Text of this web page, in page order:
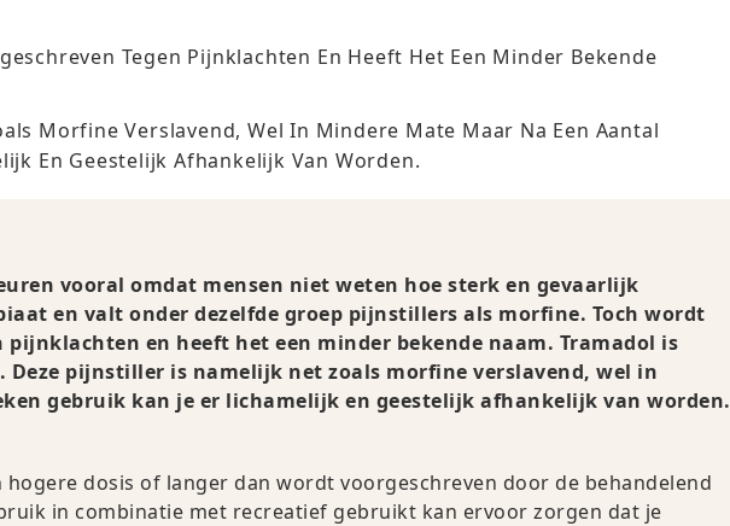
Tegen Pijnklachten En Heeft Het Een Minder Bekende
Morfine Verslavend, Wel In Mindere Mate Maar Na Een Aantal
En Geestelijk Afhankelijk Van Worden.
vooral omdat mensen niet weten hoe sterk en gevaarlijk
en valt onder dezelfde groep pijnstillers als morfine. Toch wordt
pijnklachten en heeft het een minder bekende naam. Tramadol is
pijnstiller is namelijk net zoals morfine verslavend, wel in
gebruik kan je er lichamelijk en geestelijk afhankelijk van worden.
dosis of langer dan wordt voorgeschreven door de behandelend
in combinatie met recreatief gebruikt kan ervoor zorgen dat je